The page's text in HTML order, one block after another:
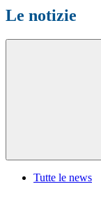
Le notizie
Tutte le news